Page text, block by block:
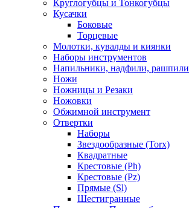
Круглогубцы и Тонкогубцы
Кусачки
Боковые
Торцевые
Молотки, кувалды и киянки
Наборы инструментов
Напильники, надфили, рашпили
Ножи
Ножницы и Резаки
Ножовки
Обжимной инструмент
Отвертки
Наборы
Звездообразные (Torx)
Квадратные
Крестовые (Ph)
Крестовые (Pz)
Прямые (Sl)
Шестигранные